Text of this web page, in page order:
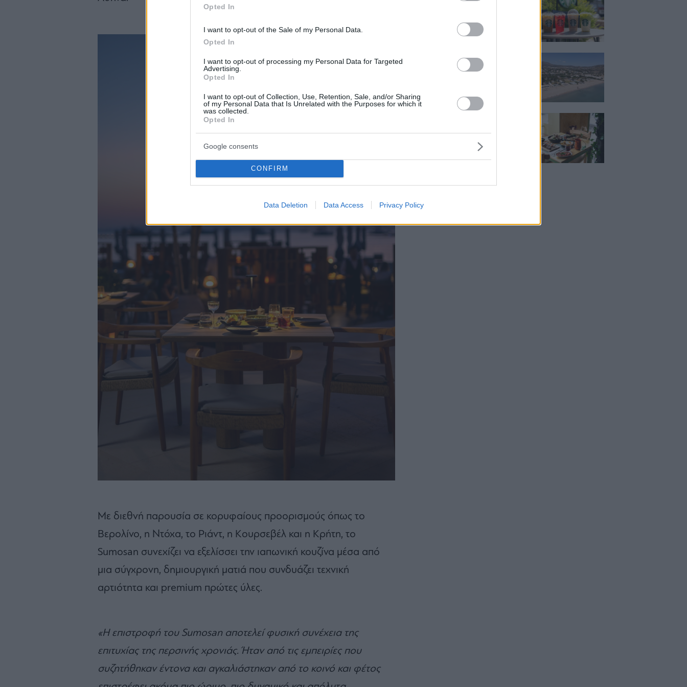
Opted In
I want to opt-out of the Sale of my Personal Data.
Opted In
I want to opt-out of processing my Personal Data for Targeted
Advertising.
Opted In
I want to opt-out of Collection, Use, Retention, Sale, and/or Sharing
of my Personal Data that Is Unrelated with the Purposes for which it
was collected.
Opted In
Google consents
CONFIRM
Data Deletion Data Access Privacy Policy
Με διεθνή παρουσία σε κορυφαίους προορισμούς όπως το
Βερολίνο, η Ντόχα, το Ριάντ, η Κουρσεβέλ και η Κρήτη, το
Sumosan συνεχίζει να εξελίσσει την ιαπωνική κουζίνα μέσα από
μια σύγχρονη, δημιουργική ματιά που συνδυάζει τεχνική
αρτιότητα και premium πρώτες ύλες.
«Η επιστροφή του Sumosan αποτελεί φυσική συνέχεια της
επιτυχίας της περσινής χρονιάς. Ήταν από τις εμπειρίες που
συζητήθηκαν έντονα και αγκαλιάστηκαν από το κοινό και φέτος
Πλαζ Βάρκιζας:
Ξεμπλοκάρει η επένδυση
των 15 εκατ. – Η νέα εποχή
όπου το κρέας μιλάει πρώτο